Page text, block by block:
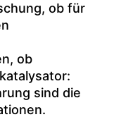
ob für
ob
sind die